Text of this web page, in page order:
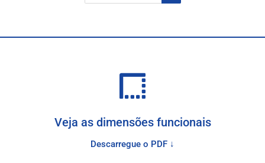
Veja as dimensões funcionais
Descarregue o PDF ↓